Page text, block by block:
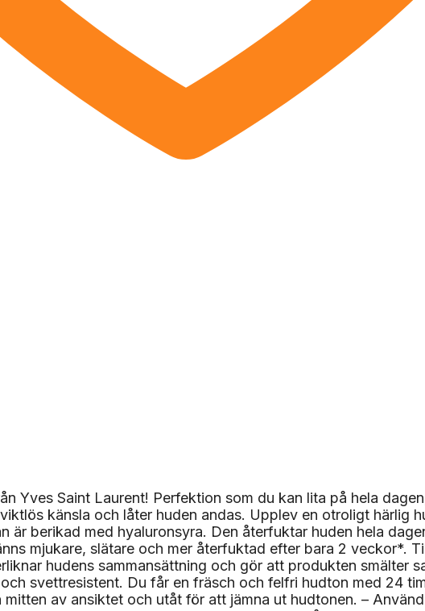
Yves Saint Laurent! Perfektion som du kan lita på hela
känsla och låter huden andas. Upplev en otroligt härlig
är berikad med hyaluronsyra. Den återfuktar huden hela
mjukare, slätare och mer återfuktad efter bara 2 veckor*.
hudens sammansättning och gör att produkten smälter
svettresistent. Du får en fräsch och felfri hudton med 24
av ansiktet och utåt för att jämna ut hudtonen. –